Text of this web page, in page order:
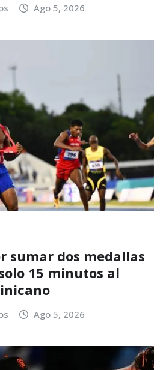
Ago 5, 2026
sumar dos medallas
15 minutos al
Ago 5, 2026